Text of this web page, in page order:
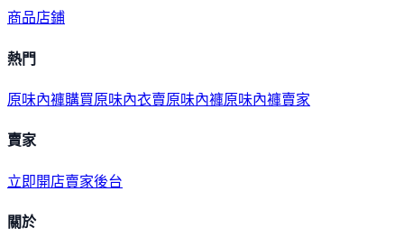
商品店鋪
熱門
原味內褲購買原味內衣賣原味內褲原味內褲賣家
賣家
立即開店賣家後台
關於